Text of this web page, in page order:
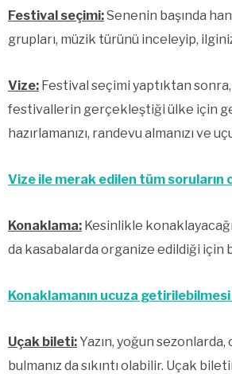
Festival seçimi:Senenin başında
grupları, müzik türünü inceleyip,
Vize: Festival seçimi yaptıktan
festivallerin gerçekleştiği ülke için
hazırlamanızı, randevu almanızı
Vize ile merak edilen tüm soruların
Konaklama: Kesinlikle
da kasabalarda organize edildiği için
Konaklamanın ucuza getirilebilmesi
Uçak bileti:Yazın, yoğun
bulmanız da sıkıntı olabilir. Uçak